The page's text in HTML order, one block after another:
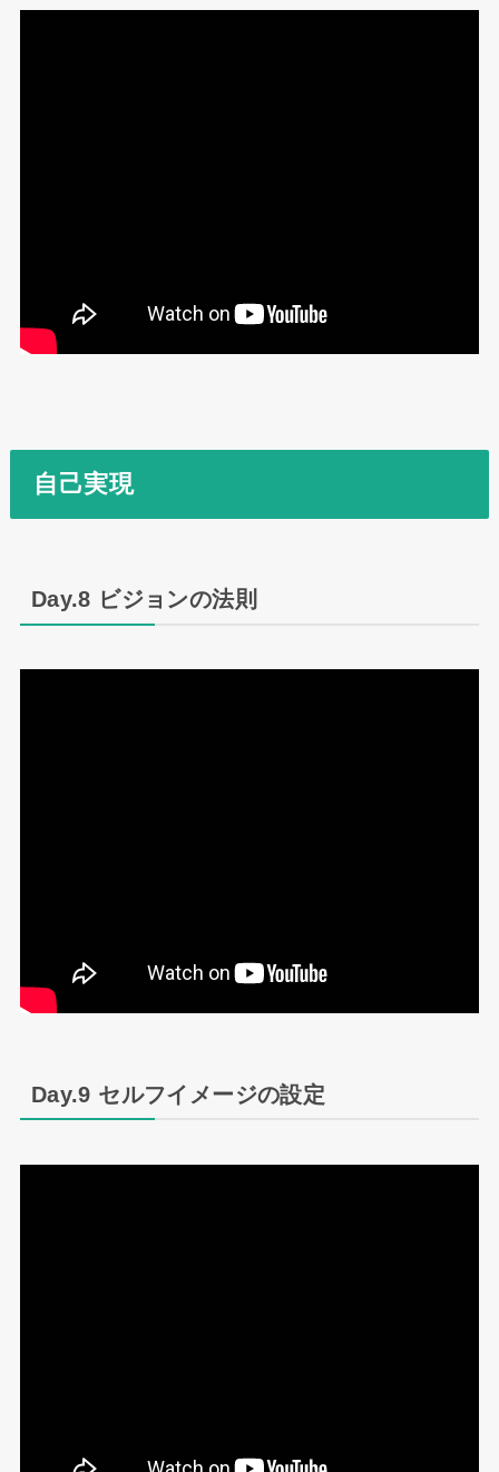
自己実現
Day.8 ビジョンの法則
Day.9 セルフイメージの設定